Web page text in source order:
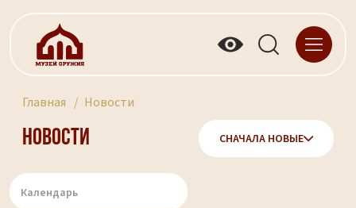
Главная Новости
Новости СНАЧАЛА НОВЫЕ